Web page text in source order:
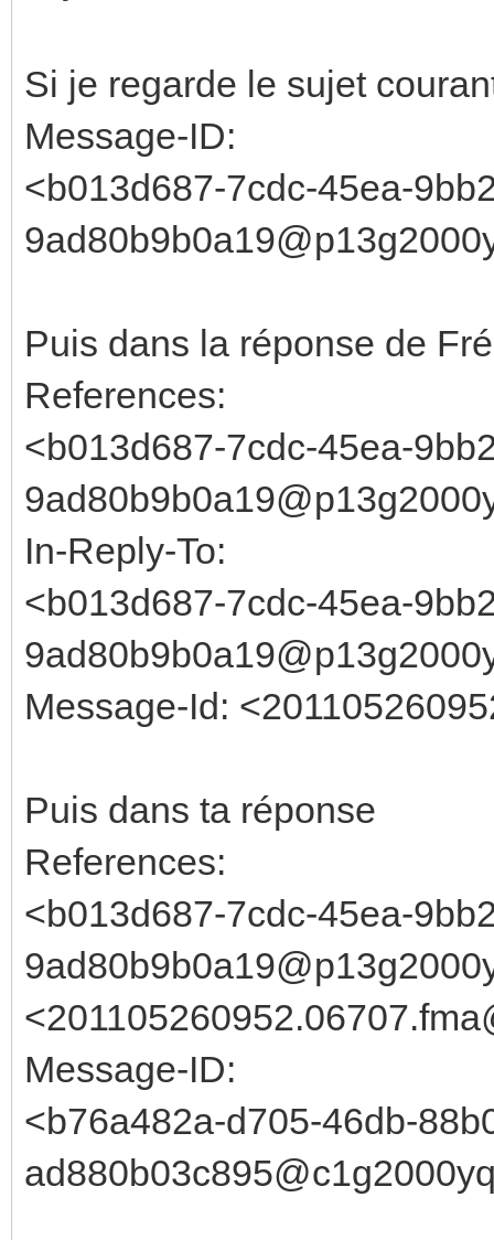
Si je regarde le sujet
Message-ID:
<b013d687-7cdc-45ea-
Puis dans la réponse de
References:
<b013d687-7cdc-45ea-
In-Reply-To:
<b013d687-7cdc-45ea-
Message-Id:
Puis dans ta réponse
References:
<b013d687-7cdc-45ea-
Message-ID:
<b76a482a-d705-46db-